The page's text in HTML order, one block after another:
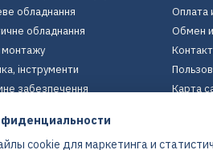
обладнання
обладнання
інструменти
забезпечення
обладнання
Оплата
Обмен и
Карта
cookie для маркетинга и